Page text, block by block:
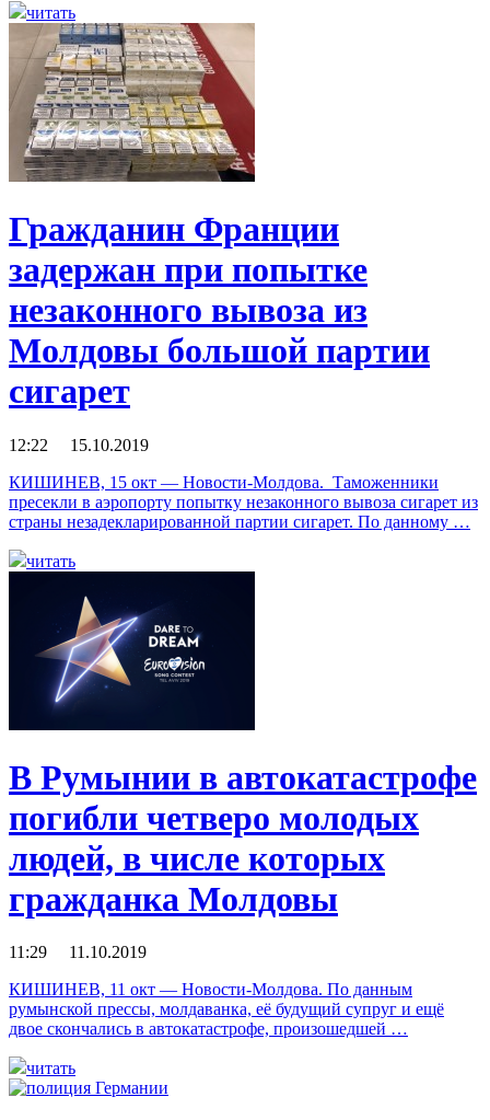
читать
Гражданин Франции
задержан при попытке
незаконного вывоза из
Молдовы большой партии
сигарет
12:22 15.10.2019
КИШИНЕВ, 15 окт — Новости-Молдова. Таможенники
пресекли в аэропорту попытку незаконного вывоза сигарет из
страны незадекларированной партии сигарет. По данному …
читать
В Румынии в автокатастрофе
погибли четверо молодых
людей, в числе которых
гражданка Молдовы
11:29 11.10.2019
КИШИНЕВ, 11 окт — Новости-Молдова. По данным
румынской прессы, молдаванка, её будущий супруг и ещё
двое скончались в автокатастрофе, произошедшей …
читать